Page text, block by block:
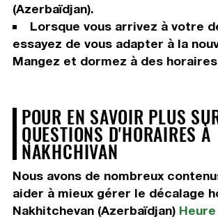
(Azerbaïdjan).
Lorsque vous arrivez à votre
essayez de vous adapter à la
Mangez et dormez à des
POUR EN SAVOIR PLUS
QUESTIONS D'HORAIRES À
NAKHCHIVAN
Nous avons de nombreux
aider à mieux gérer le décalage
Nakhitchevan (Azerbaïdjan)